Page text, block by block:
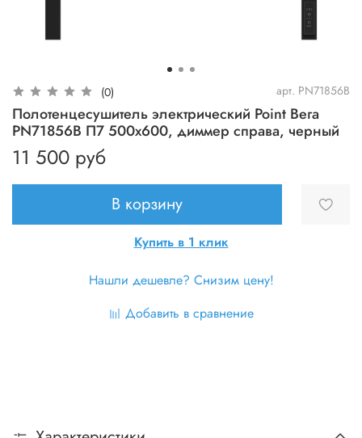
(0) арт. PN71856B
Полотенцесушитель электрический Point Вега
PN71856B П7 500x600, диммер справа, черный
11 500 руб
В корзину
Купить в 1 клик
Нашли дешевле? Снизим цену!
Добавить в сравнение